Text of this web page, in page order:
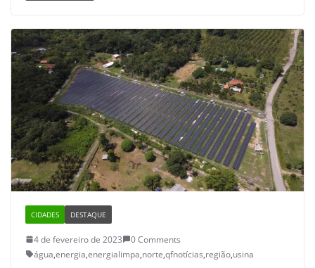
CIDADES DESTAQUE
4 de fevereiro de 2023
0 Comments
água,energia,energialimpa,norte,qfnotícias,região,usina